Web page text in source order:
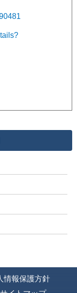
情報保護方針